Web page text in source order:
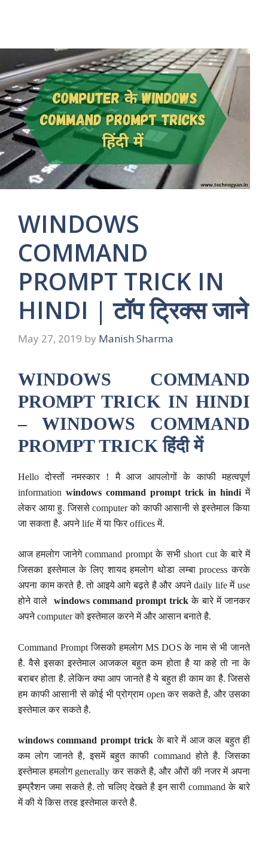
WINDOWS
COMMAND
PROMPT TRICK IN
HINDI | टॉप ट्रिक्स जाने
May 27, 2019 by Manish Sharma
WINDOWS COMMAND
PROMPT TRICK IN HINDI
– WINDOWS COMMAND
PROMPT TRICK हिंदी में
Hello दोस्तों नमस्कार ! मै आज आपलोगों के काफी महत्वपूर्ण
information windows command prompt trick in hindi में
लेकर आया हु. जिससे computer को काफी आसानी से इस्तेमाल किया
जा सकता है. अपने life में या फिर offices में.
आज हमलोग जानेगे command prompt के सभी short cut के बारे में
जिसका इस्तेमाल के लिए शायद हमलोग थोडा लम्बा process करके
अपना काम करते है. तो आइये आगे बढ़ते है और अपने daily life में use
होने वाले windows command prompt trickके बारे में जानकर
अपने computer को इस्तेमाल करने में और आसान बनाते है.
Command Prompt जिसको हमलोग MS DOS के नाम से भी जानते
है. वैसे इसका इस्तेमाल आजकल बहुत कम होता है या कहे तो ना के
बराबर होता है. लेकिन क्या आप जानते है ये बहुत ही काम का है. जिससे
हम काफी आसानी से कोई भी प्रोग्राम open कर सकते है, और उसका
इस्तेमाल कर सकते है.
windows command prompt trickके बारे में आज कल बहुत ही
कम लोग जानते है, इसमें बहुत काफी command होते है. जिसका
इस्तेमाल हमलोग generally कर सकते है, और औरों की नजर में अपना
इम्प्रैशन जमा सकते है. तो चलिए देखते है इन सारी command के बारे
में की ये किस तरह इस्तेमाल करते है.